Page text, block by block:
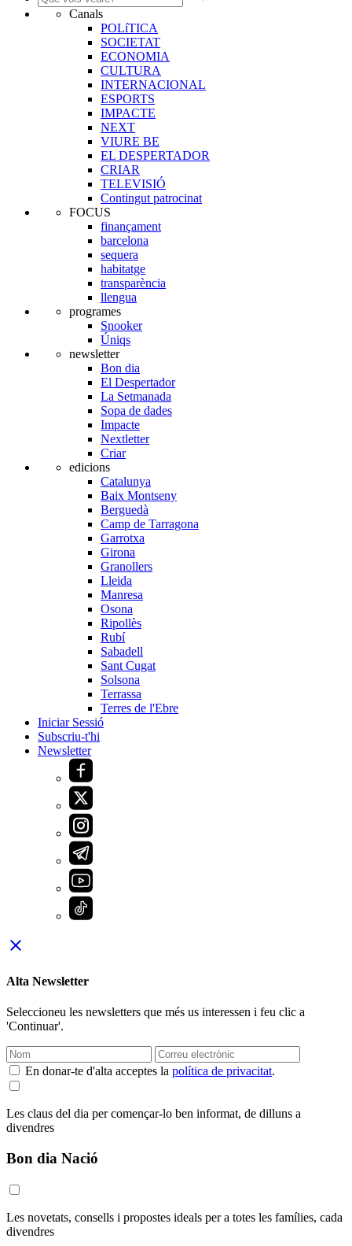
Canals
POLíTICA
SOCIETAT
ECONOMIA
CULTURA
INTERNACIONAL
ESPORTS
IMPACTE
NEXT
VIURE BE
EL DESPERTADOR
CRIAR
TELEVISIÓ
Contingut patrocinat
FOCUS
finançament
barcelona
sequera
habitatge
transparència
llengua
programes
Snooker
Úniqs
newsletter
Bon dia
El Despertador
La Setmanada
Sopa de dades
Impacte
Nextletter
Criar
edicions
Catalunya
Baix Montseny
Berguedà
Camp de Tarragona
Garrotxa
Girona
Granollers
Lleida
Manresa
Osona
Ripollès
Rubí
Sabadell
Sant Cugat
Solsona
Terrassa
Terres de l'Ebre
Iniciar Sessió
Subscriu-t'hi
Newsletter
close
Alta Newsletter
Seleccioneu les newsletters que més us interessen i feu clic a
'Continuar'.
En donar-te d'alta acceptes la política de privacitat.
Les claus del dia per començar-lo ben informat, de dilluns a
divendres
Bon dia Nació
Les novetats, consells i propostes ideals per a totes les famílies, cada
divendres